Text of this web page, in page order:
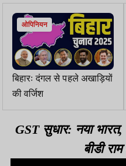
ओपिनियन
बिहारः दंगल से पहले अखाड़ियों
की वर्जिश
GST सुधार: नया
बीडी